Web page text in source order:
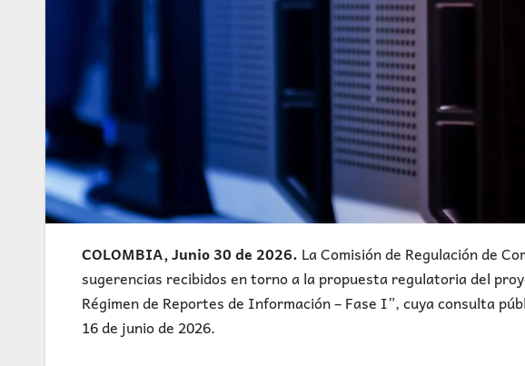
COLOMBIA, Junio 30 de 2026. La Comisión de Regulación de
sugerencias recibidos en torno a la propuesta regulatoria del
Régimen de Reportes de Información – Fase I”, cuya consulta
16 de junio de 2026.